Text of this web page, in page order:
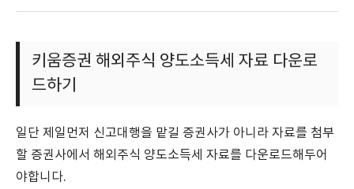
키움증권 해외주식 양도소득세 자료 다운로
드하기
일단 제일먼저 신고대행을 맡길 증권사가 아니라 자료를 첨부
할 증권사에서 해외주식 양도소득세 자료를 다운로드해두어
야합니다.